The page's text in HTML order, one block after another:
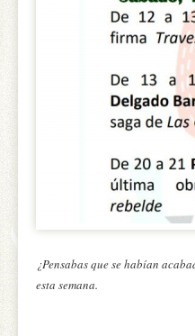
¿Pensabas que se habían
esta semana.